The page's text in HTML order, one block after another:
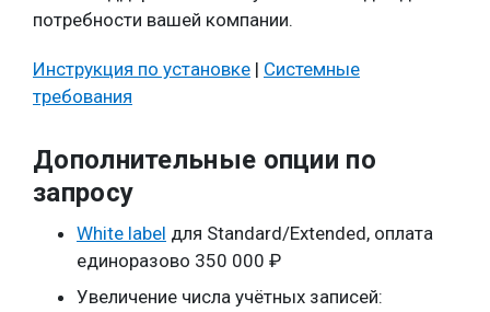
потребности вашей компании.
Инструкция по установке | Системные
требования
Дополнительные опции по
запросу
White label для Standard/Extended, оплата
единоразово 350 000 ₽
Увеличение числа учётных записей: